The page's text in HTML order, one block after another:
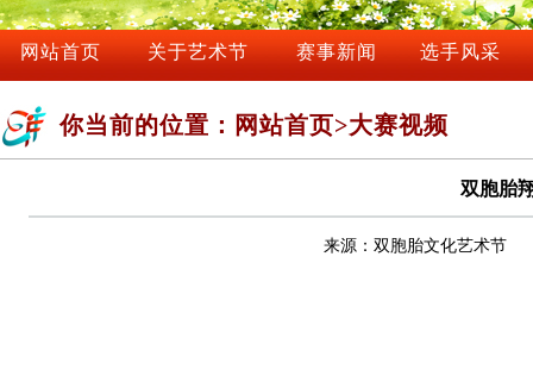
网站首页 关于艺术节 赛事新闻 选手风采
你当前的位置：网站首页>大赛视频
双胞胎
来源：双胞胎文化艺术